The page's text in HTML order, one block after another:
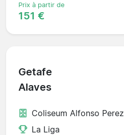
Prix à partir de
151 €
Getafe
Alaves
Coliseum Alfonso Perez
La Liga